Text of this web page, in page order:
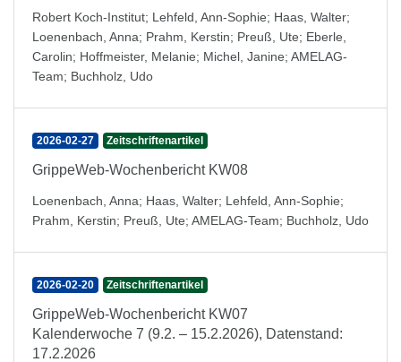
Robert Koch-Institut; Lehfeld, Ann-Sophie; Haas, Walter;
Loenenbach, Anna; Prahm, Kerstin; Preuß, Ute; Eberle,
Carolin; Hoffmeister, Melanie; Michel, Janine; AMELAG-
Team; Buchholz, Udo
2026-02-27 Zeitschriftenartikel
GrippeWeb-Wochenbericht KW08
Loenenbach, Anna; Haas, Walter; Lehfeld, Ann-Sophie;
Prahm, Kerstin; Preuß, Ute; AMELAG-Team; Buchholz, Udo
2026-02-20 Zeitschriftenartikel
GrippeWeb-Wochenbericht KW07
Kalenderwoche 7 (9.2. – 15.2.2026), Datenstand:
17.2.2026